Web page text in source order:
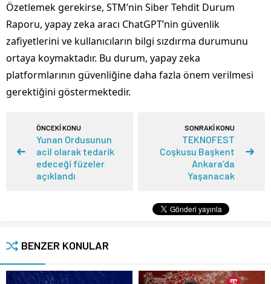
Özetlemek gerekirse, STM’nin Siber Tehdit Durum
Raporu, yapay zeka aracı ChatGPT’nin güvenlik
zafiyetlerini ve kullanıcıların bilgi sızdırma durumunu
ortaya koymaktadır. Bu durum, yapay zeka
platformlarının güvenliğine daha fazla önem verilmesi
gerektiğini göstermektedir.
ÖNCEKİ KONU
Yunan Ordusunun
acil olarak tedarik
edeceği füzeler
açıklandı
SONRAKİ KONU
TEKNOFEST
Coşkusu Başkent
Ankara’da
Yaşanacak
BENZER KONULAR